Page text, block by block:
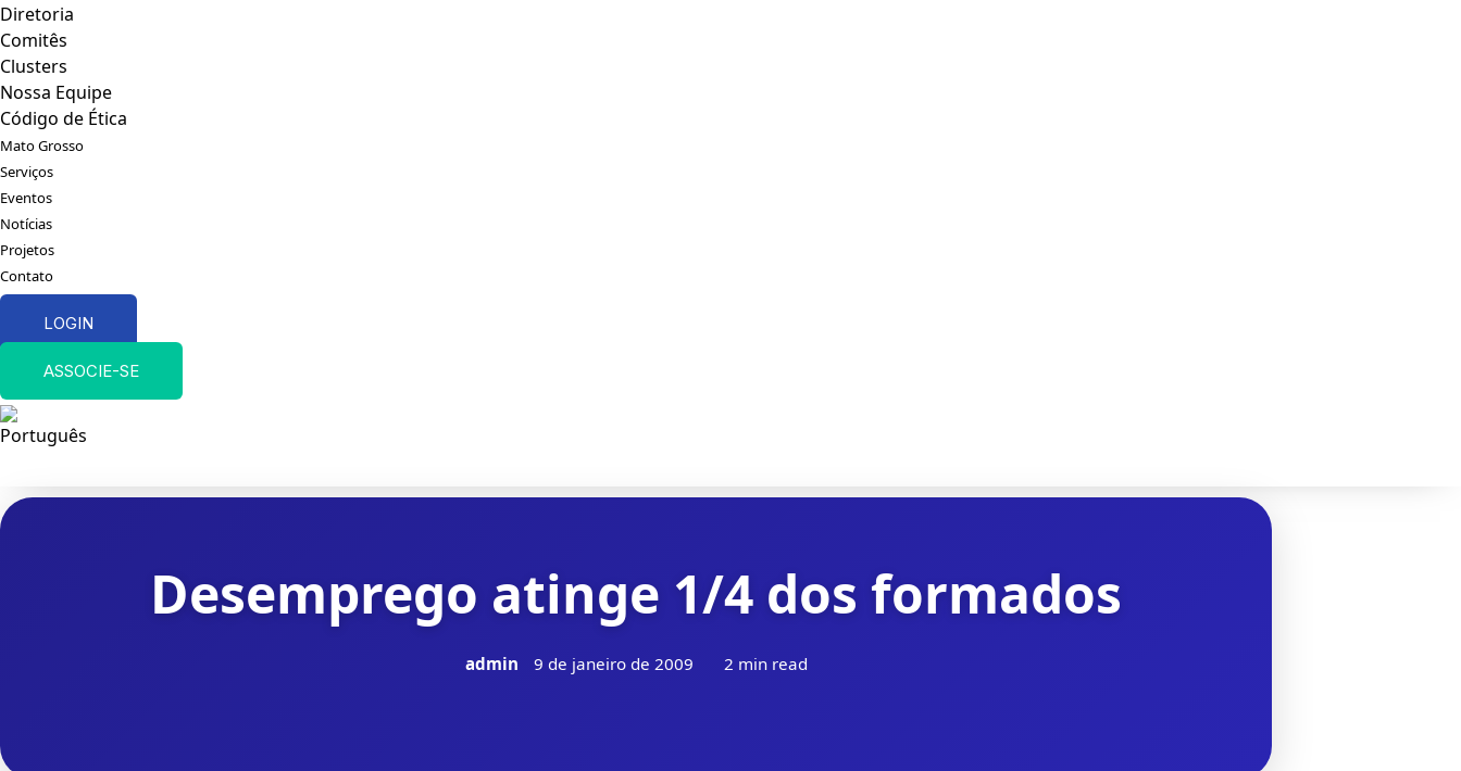
Diretoria
Comitês
Clusters
Nossa Equipe
Código de Ética
Mato Grosso
Serviços
Eventos
Notícias
Projetos
Contato
LOGIN
ASSOCIE-SE
Desemprego atinge 1/4 dos formados
admin 9 de janeiro de 2009 2 min read